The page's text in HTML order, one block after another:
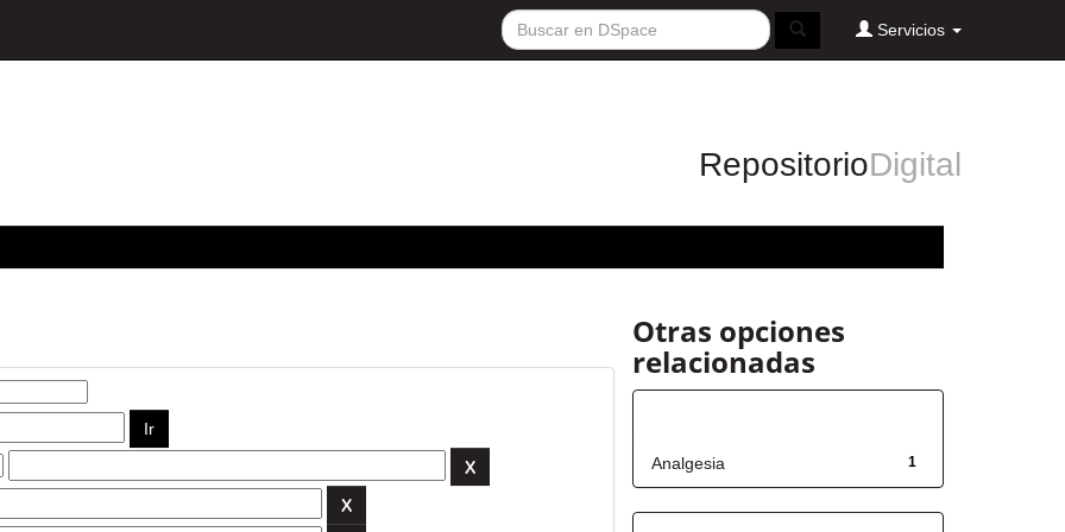
Servicios
RepositorioDigital
Otras opciones
relacionadas
1
Analgesia